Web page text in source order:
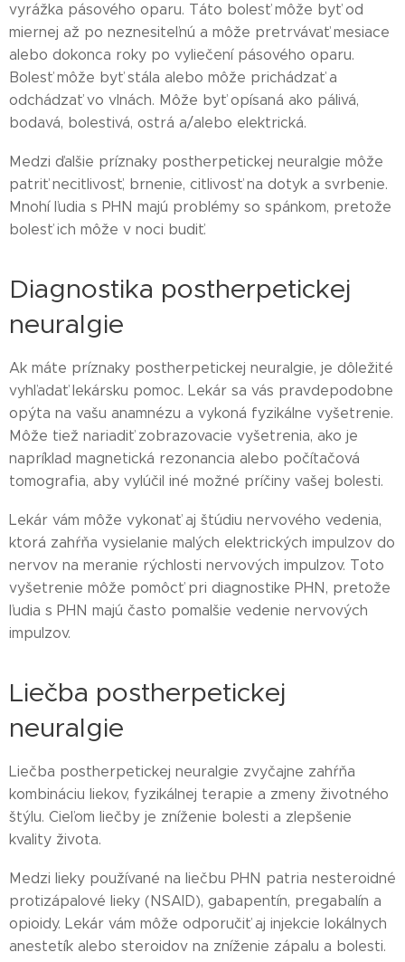
vyrážka pásového oparu. Táto bolesť môže byť od
miernej až po neznesiteľnú a môže pretrvávať mesiace
alebo dokonca roky po vyliečení pásového oparu.
Bolesť môže byť stála alebo môže prichádzať a
odchádzať vo vlnách. Môže byť opísaná ako pálivá,
bodavá, bolestivá, ostrá a/alebo elektrická.
Medzi ďalšie príznaky postherpetickej neuralgie môže
patriť necitlivosť, brnenie, citlivosť na dotyk a svrbenie.
Mnohí ľudia s PHN majú problémy so spánkom, pretože
bolesť ich môže v noci budiť.
Diagnostika postherpetickej
neuralgie
Ak máte príznaky postherpetickej neuralgie, je dôležité
vyhľadať lekársku pomoc. Lekár sa vás pravdepodobne
opýta na vašu anamnézu a vykoná fyzikálne vyšetrenie.
Môže tiež nariadiť zobrazovacie vyšetrenia, ako je
napríklad magnetická rezonancia alebo počítačová
tomografia, aby vylúčil iné možné príčiny vašej bolesti.
Lekár vám môže vykonať aj štúdiu nervového vedenia,
ktorá zahŕňa vysielanie malých elektrických impulzov do
nervov na meranie rýchlosti nervových impulzov. Toto
vyšetrenie môže pomôcť pri diagnostike PHN, pretože
ľudia s PHN majú často pomalšie vedenie nervových
impulzov.
Liečba postherpetickej
neuralgie
Liečba postherpetickej neuralgie zvyčajne zahŕňa
kombináciu liekov, fyzikálnej terapie a zmeny životného
štýlu. Cieľom liečby je zníženie bolesti a zlepšenie
kvality života.
Medzi lieky používané na liečbu PHN patria nesteroidné
protizápalové lieky (NSAID), gabapentín, pregabalín a
opioidy. Lekár vám môže odporučiť aj injekcie lokálnych
anestetík alebo steroidov na zníženie zápalu a bolesti.